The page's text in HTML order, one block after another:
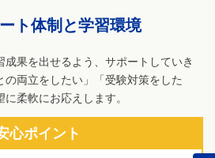
ト体制と学習環境
果を出せるよう、サポートしていき
の両立をしたい」「受験対策をした
柔軟にお応えします。
心ポイント